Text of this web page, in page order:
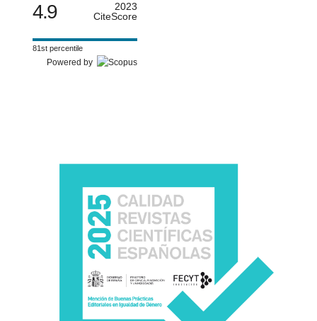
4.9
2023
CiteScore
81st percentile
Powered by